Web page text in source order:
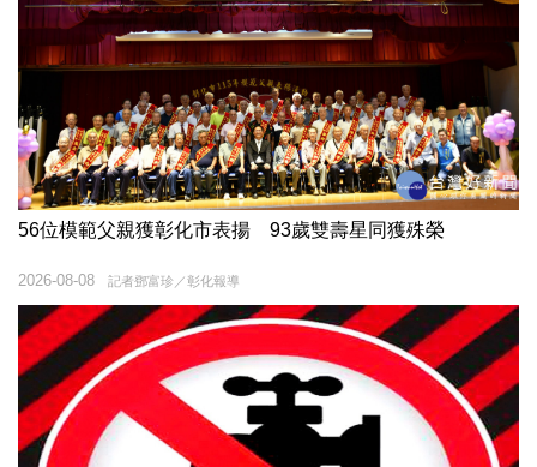
56位模範父親獲彰化市表揚 93歲雙壽星同獲殊榮
記者鄧富珍／彰化報導
2026-08-08